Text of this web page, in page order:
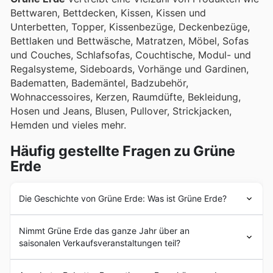
Bettwaren, Bettdecken, Kissen, Kissen und
Unterbetten, Topper, Kissenbezüge, Deckenbezüge,
Bettlaken und Bettwäsche, Matratzen, Möbel, Sofas
und Couches, Schlafsofas, Couchtische, Modul- und
Regalsysteme, Sideboards, Vorhänge und Gardinen,
Badematten, Bademäntel, Badzubehör,
Wohnaccessoires, Kerzen, Raumdüfte, Bekleidung,
Hosen und Jeans, Blusen, Pullover, Strickjacken,
Hemden und vieles mehr.
Häufig gestellte Fragen zu Grüne
Erde
Die Geschichte von Grüne Erde: Was ist Grüne Erde?
Brandstetter gegründet. Seit den Anfängen hat
Erdedas Ziel, seinen Kunden nachhaltige und
umweltfreundliche Möbel und Einrichtungsgegenstände
Nimmt Grüne Erde das ganze Jahr über an
saisonalen Verkaufsveranstaltungen teil?